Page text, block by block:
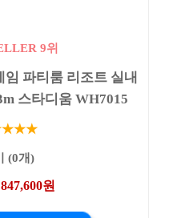
9위
파티룸 리조트 실내
스타디움 WH7015
(0개)
원